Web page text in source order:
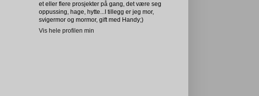
et eller flere prosjekter på gang, det være seg
oppussing, hage, hytte...I tillegg er jeg mor,
svigermor og mormor, gift med Handy;)
Vis hele profilen min